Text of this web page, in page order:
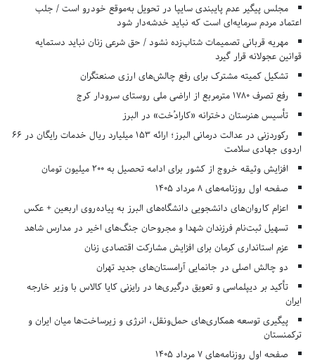
مجلس پیگیر عدم پایبندی سایپا در تحویل به‌موقع خودرو است / جلب
اعتماد مردم سرمایه‌ای است که نباید خدشه‌دار شود
مهریه قربانی تصمیمات شتاب‌زده نشود / حق شرعی زنان نباید دستمایه
قوانین عجولانه قرار گیرد
تشکیل کمیته مشترک برای رفع چالش‌های ارزی صنعتگران
رفع تصرف ۱۷۸۰ مترمربع از اراضی ملی روستای سرودار کرج
تأسیس هنرستان دخترانه «کارادُخت» در البرز
رکوردزنی در عدالت درمانی البرز؛ ارائه ۱۵۳ میلیارد ریال خدمات رایگان در ۶۶
اردوی جهادی سلامت
افزایش وثیقه خروج از کشور برای ادامه تحصیل به ۲۰۰ میلیون تومان
صفحه اول روزنامه‌های 8 مرداد 1405
اعزام کاروان‌های دانشجویی دانشگاه‌های البرز به پیاده‌روی اربعین + عکس
تسهیل ثبت‌نام فرزندان شهدا و مجروحان جنگ‌های اخیر در مدارس شاهد
عزم استانداری کرمان برای افزایش مشارکت اقتصادی زنان
دو چالش اصلی در جانمایی آرامستان‌های جدید تهران
تأکید بر دیپلماسی و تعویق درگیری‌ها در رایزنی کایا کالاس با وزیر خارجه
ایران
پیگیری توسعه همکاری‌های حمل‌ونقل، انرژی و زیرساخت‌ها میان ایران و
ترکمنستان
صفحه اول روزنامه‌های 7 مرداد 1405